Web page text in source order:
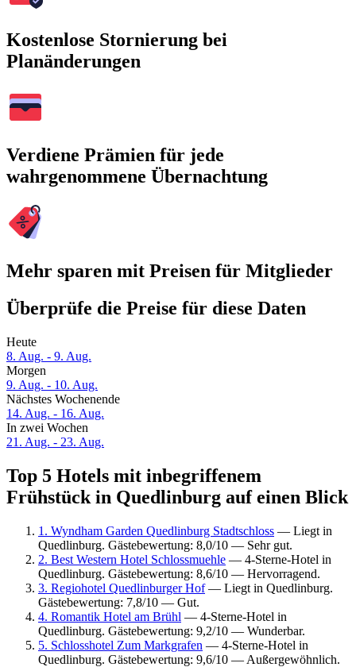
Kostenlose Stornierung bei
Planänderungen
Verdiene Prämien für jede
wahrgenommene Übernachtung
Mehr sparen mit Preisen für Mitglieder
Überprüfe die Preise für diese Daten
Heute
8. Aug. - 9. Aug.
Morgen
9. Aug. - 10. Aug.
Nächstes Wochenende
14. Aug. - 16. Aug.
In zwei Wochen
21. Aug. - 23. Aug.
Top 5 Hotels mit inbegriffenem
Frühstück in Quedlinburg auf einen Blick
1. Wyndham Garden Quedlinburg Stadtschloss — Liegt in
Quedlinburg. Gästebewertung: 8,0/10 — Sehr gut.
2. Best Western Hotel Schlossmuehle — 4-Sterne-Hotel in
Quedlinburg. Gästebewertung: 8,6/10 — Hervorragend.
3. Regiohotel Quedlinburger Hof— Liegt in Quedlinburg.
Gästebewertung: 7,8/10 — Gut.
4. Romantik Hotel am Brühl — 4-Sterne-Hotel in
Quedlinburg. Gästebewertung: 9,2/10 — Wunderbar.
5. Schlosshotel Zum Markgrafen — 4-Sterne-Hotel in
Quedlinburg. Gästebewertung: 9,6/10 — Außergewöhnlich.